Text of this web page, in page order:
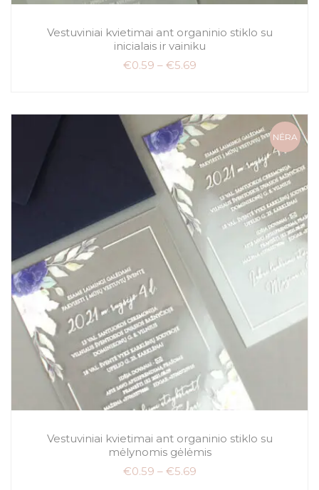
Vestuviniai kvietimai ant organinio stiklo su
inicialais ir vainiku
€0.59 – €5.69
NĖRA
Vestuviniai kvietimai ant organinio stiklo su
mėlynomis gėlėmis
€0.59 – €5.69